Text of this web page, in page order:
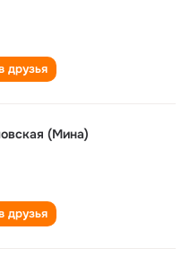
друзья
(Мина)
друзья